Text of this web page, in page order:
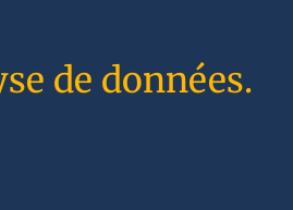
de données.